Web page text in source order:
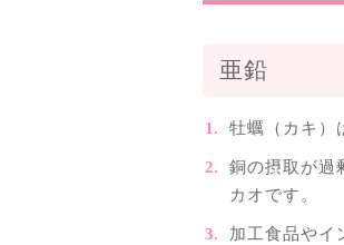
亜鉛
牡蠣（カキ）
銅の摂取が過
カオです。
加工食品やイ